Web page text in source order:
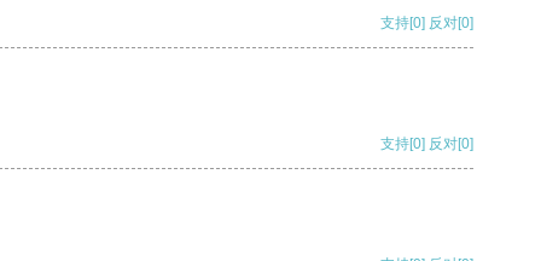
支持[0] 反对[0]
支持[0] 反对[0]